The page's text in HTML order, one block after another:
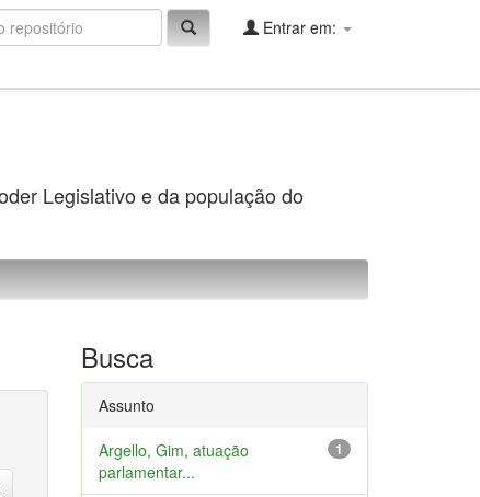
Entrar em:
Legislativo e da população do
Busca
Assunto
1
Argello, Gim, atuação
parlamentar...